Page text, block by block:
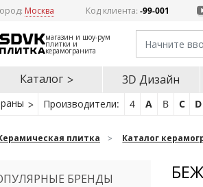
Москва Код клиента:-99-001
магазин и шоу-рум
плитки и
керамогранита
Каталог 3D Дизайн
Производители: 4 A B C D
плитка Каталог
БРЕНДЫ